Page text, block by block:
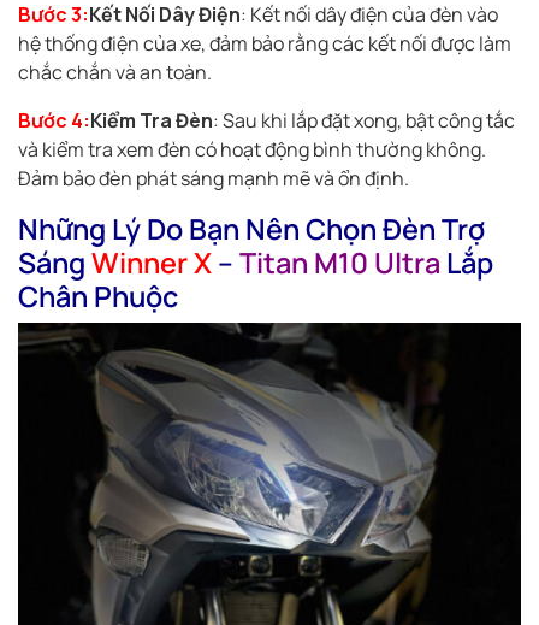
Bước 3:Kết Nối Dây Điện: Kết nối dây điện của đèn vào
hệ thống điện của xe, đảm bảo rằng các kết nối được làm
chắc chắn và an toàn.
Bước 4:Kiểm Tra Đèn: Sau khi lắp đặt xong, bật công tắc
và kiểm tra xem đèn có hoạt động bình thường không.
Đảm bảo đèn phát sáng mạnh mẽ và ổn định.
Những Lý Do Bạn Nên Chọn Đèn Trợ
SángWinner X–Titan M10 Ultra Lắp
Chân Phuộc